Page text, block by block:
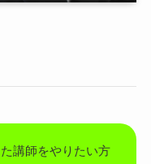
講師をやりたい方